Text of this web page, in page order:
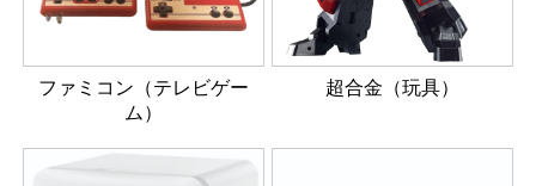
ファミコン（テレビゲー
ム）
超合金（玩具）